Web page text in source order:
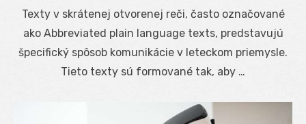
Texty v skrátenej otvorenej reči, často označované
ako Abbreviated plain language texts, predstavujú
špecifický spôsob komunikácie v leteckom priemysle.
Tieto texty sú formované tak, aby …